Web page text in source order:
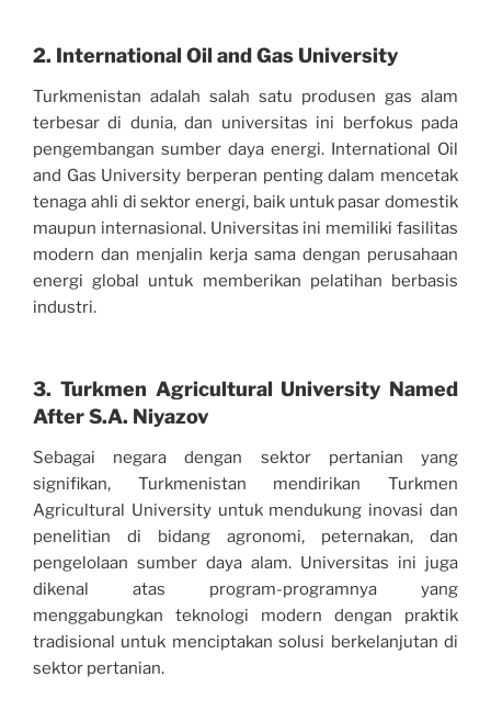
2. International Oil and Gas University
Turkmenistan adalah salah satu produsen gas alam
terbesar di dunia, dan universitas ini berfokus pada
pengembangan sumber daya energi. International Oil
and Gas University berperan penting dalam mencetak
tenaga ahli di sektor energi, baik untuk pasar domestik
maupun internasional. Universitas ini memiliki fasilitas
modern dan menjalin kerja sama dengan perusahaan
energi global untuk memberikan pelatihan berbasis
industri.
3. Turkmen Agricultural University Named
After S.A. Niyazov
Sebagai negara dengan sektor pertanian yang
signifikan, Turkmenistan mendirikan Turkmen
Agricultural University untuk mendukung inovasi dan
penelitian di bidang agronomi, peternakan, dan
pengelolaan sumber daya alam. Universitas ini juga
dikenal atas program-programnya yang
menggabungkan teknologi modern dengan praktik
tradisional untuk menciptakan solusi berkelanjutan di
sektor pertanian.